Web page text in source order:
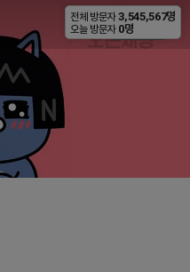
비공개
전체 방문자 3,545,567명
오늘 방문자 0명